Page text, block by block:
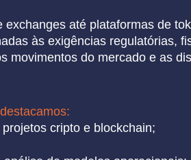
exchanges até plataformas de
às exigências regulatórias,
movimentos do mercado e as
cripto e blockchain;